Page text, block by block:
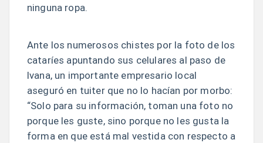
ninguna ropa.
Ante los numerosos chistes por la foto de los
cataríes apuntando sus celulares al paso de
Ivana, un importante empresario local
aseguró en tuiter que no lo hacían por morbo:
“Solo para su información, toman una foto no
porque les guste, sino porque no les gusta la
forma en que está mal vestida con respecto a